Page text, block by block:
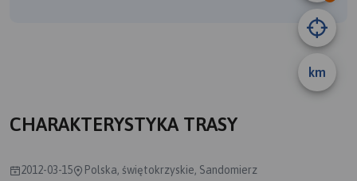
km
CHARAKTERYSTYKA TRASY
2012-03-15 Polska, świętokrzyskie, Sandomierz